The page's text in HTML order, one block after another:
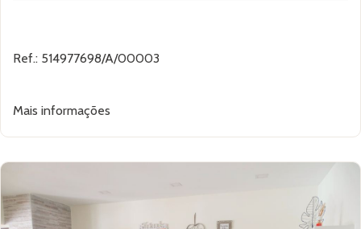
Ref.: 514977698/A/00003
Mais informações